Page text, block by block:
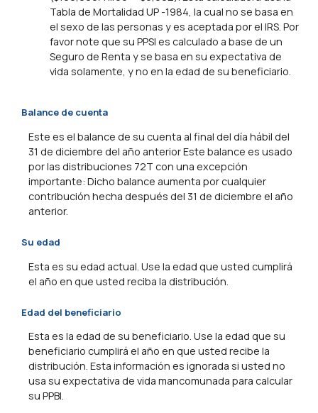
Tabla de Mortalidad UP -1984, la cual no se basa en
el sexo de las personas y es aceptada por el IRS. Por
favor note que su PPSI es calculado a base de un
Seguro de Renta y se basa en su expectativa de
vida solamente, y no en la edad de su beneficiario.
Balance de cuenta
Este es el balance de su cuenta al final del día hábil del
31 de diciembre del año anterior Este balance es usado
por las distribuciones 72T con una excepción
importante: Dicho balance aumenta por cualquier
contribución hecha después del 31 de diciembre el año
anterior.
Su edad
Esta es su edad actual. Use la edad que usted cumplirá
el año en que usted reciba la distribución.
Edad del beneficiario
Esta es la edad de su beneficiario. Use la edad que su
beneficiario cumplirá el año en que usted recibe la
distribución. Esta información es ignorada si usted no
usa su expectativa de vida mancomunada para calcular
su PPBI.